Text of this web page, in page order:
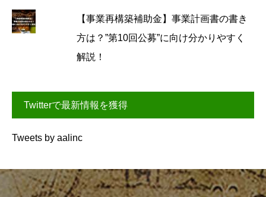
【事業再構築補助金】事業計画書の書き
方は？”第10回公募”に向け分かりやすく
解説！
Twitterで最新情報を獲得
Tweets by aalinc